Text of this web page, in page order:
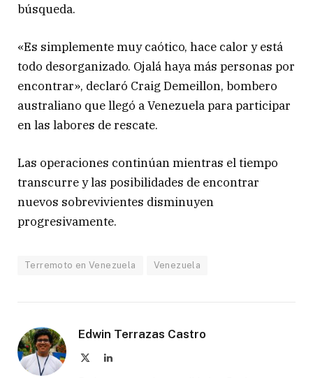
búsqueda.
«Es simplemente muy caótico, hace calor y está
todo desorganizado. Ojalá haya más personas por
encontrar», declaró Craig Demeillon, bombero
australiano que llegó a Venezuela para participar
en las labores de rescate.
Las operaciones continúan mientras el tiempo
transcurre y las posibilidades de encontrar
nuevos sobrevivientes disminuyen
progresivamente.
Terremoto en Venezuela Venezuela
Edwin Terrazas Castro
LinkedIn